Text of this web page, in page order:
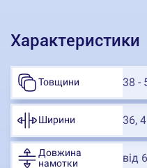
Характеристики
Товщини 38 -
Ширини 36,
Довжина
намотки
від